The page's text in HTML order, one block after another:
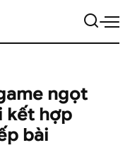
ngọt
kết hợp
bài